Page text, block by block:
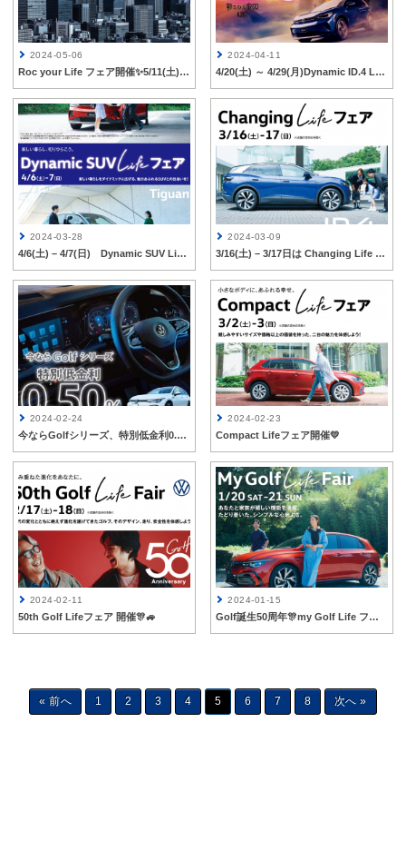
2024-05-06
Roc your Life フェア開催✨5/11(土)～5/23(木)
2024-04-11
4/20(土) ～ 4/29(月)Dynamic ID.4 Lifeフェア開催！『映画コラボキャンペーン✨』
2024-03-28
4/6(土) – 4/7(日) Dynamic SUV Lifeフェア✨🚙
2024-03-09
3/16(土) – 3/17日は Changing Life フェア開催 🚙
2024-02-24
今ならGolfシリーズ、特別低金利0.50%キャンペーン実施中！
2024-02-23
Compact Lifeフェア開催💛
2024-02-11
50th Golf Lifeフェア 開催🎊🚙
2024-01-15
Golf誕生50周年🎊my Golf Life フェア – 1/20(土)～1/21(日)
« 前へ 1 2 3 4 5 6 7 8 次へ »